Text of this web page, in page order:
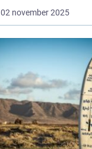
företag och
nya affärsmöjligheter
och kombinera arbete
med nöje ...
02 november 2025